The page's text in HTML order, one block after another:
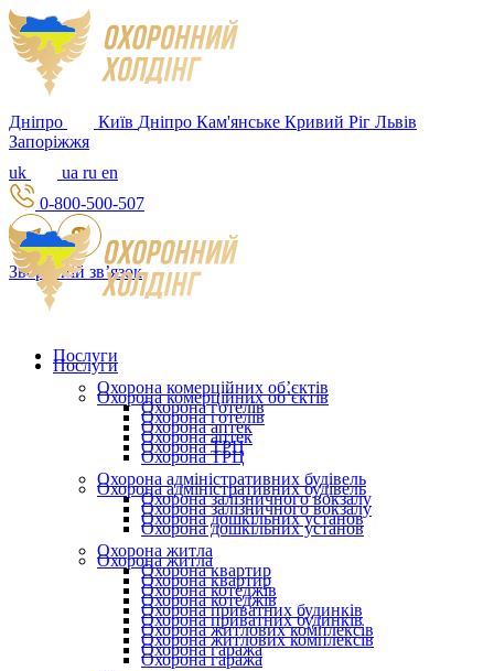
Дніпро Київ Дніпро Кам'янське Кривий Ріг Львів
Запоріжжя
uk
ua ru en
0-800-500-507
Зворотній зв’язок
Послуги
Охорона комерційних об’єктів
Охорона готелів
Охорона аптек
Охорона ТРЦ
Охорона адміністративних будівель
Охорона залізничного вокзалу
Охорона дошкільних установ
Охорона житла
Охорона квартир
Охорона котеджів
Охорона приватних будинків
Охорона житлових комплексів
Охорона гаража
Послуги
Охорона комерційних об’єктів
Охорона готелів
Охорона аптек
Охорона ТРЦ
Охорона адміністративних будівель
Охорона залізничного вокзалу
Охорона дошкільних установ
Охорона житла
Охорона квартир
Охорона котеджів
Охорона приватних будинків
Охорона житлових комплексів
Охорона гаража